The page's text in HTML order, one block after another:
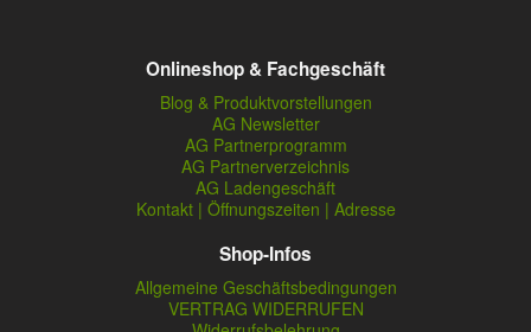
Onlineshop & Fachgeschäft
Blog & Produktvorstellungen
AG Newsletter
AG Partnerprogramm
AG Partnerverzeichnis
AG Ladengeschäft
Kontakt | Öffnungszeiten | Adresse
Shop-Infos
Allgemeine Geschäftsbedingungen
VERTRAG WIDERRUFEN